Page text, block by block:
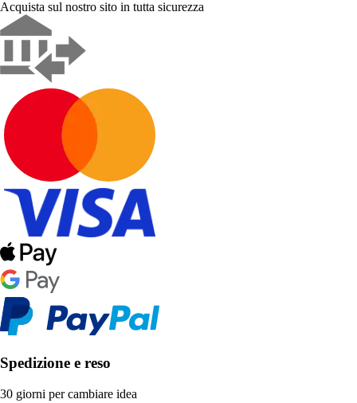
Acquista sul nostro sito in tutta sicurezza
Spedizione e reso
30 giorni per cambiare idea